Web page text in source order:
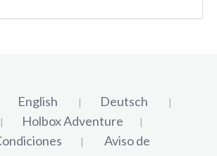
English | Deutsch |
| Holbox Adventure |
|
Aviso de